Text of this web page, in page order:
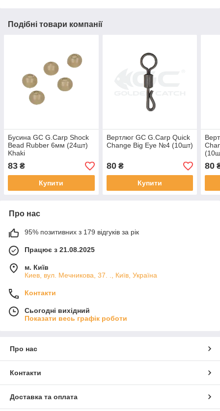
Подібні товари компанії
Бусина GC G.Carp Shock
Bead Rubber 6мм (24шт)
Khaki
83 ₴
Купити
Вертлюг GC G.Carp Quick
Change Big Eye №4 (10шт)
80₴
Купити
80
Про нас
95% позитивних з 179 відгуків за рік
Працює з 21.08.2025
м. Київ
Киев, вул. Мечникова, 37. ., Київ, Україна
Контакти
Сьогодні вихідний
Показати весь графік роботи
Про нас
Контакти
Доставка та оплата